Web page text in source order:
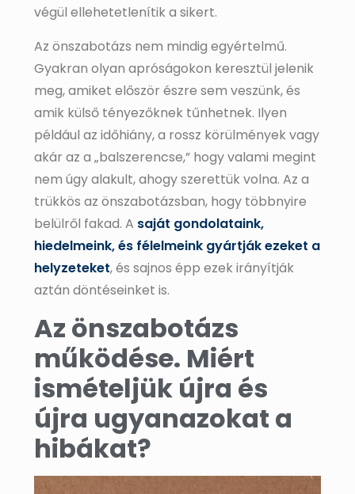
végül ellehetetlenítik a sikert.
Az önszabotázs nem mindig egyértelmű.
Gyakran olyan apróságokon keresztül jelenik
meg, amiket először észre sem veszünk, és
amik külső tényezőknek tűnhetnek. Ilyen
például az időhiány, a rossz körülmények vagy
akár az a „balszerencse,” hogy valami megint
nem úgy alakult, ahogy szerettük volna. Az a
trükkös az önszabotázsban, hogy többnyire
belülről fakad. A saját gondolataink,
hiedelmeink, és félelmeink gyártják ezeket a
helyzeteket, és sajnos épp ezek irányítják
aztán döntéseinket is.
Az önszabotázs
működése. Miért
ismételjük újra és
újra ugyanazokat a
hibákat?